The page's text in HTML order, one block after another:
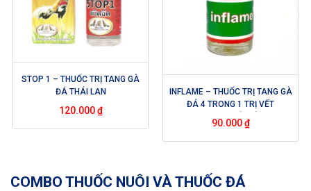
STOP 1 – THUỐC TRỊ TANG GÀ
ĐÁ THÁI LAN
120.000₫
INFLAME – THUỐC TRỊ TANG GÀ
ĐÁ 4 TRONG 1 TRỊ VẾT
THƯƠNG, TAN MÁU BẦM CỰC
HIỆU QUẢ
90.000₫
COMBO THUỐC NUÔI VÀ THUỐC ĐÁ